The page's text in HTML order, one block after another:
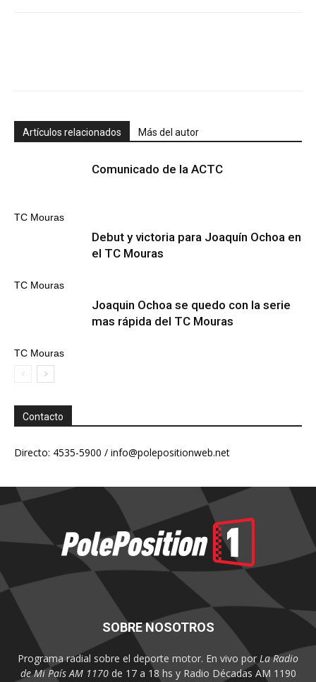
Artículos relacionados Más del autor
TC Mouras
Comunicado de la ACTC
TC Mouras
Debut y victoria para Joaquín Ochoa en
el TC Mouras
TC Mouras
Joaquin Ochoa se quedo con la serie
mas rápida del TC Mouras
Contacto
Directo: 4535-5900 / info@polepositionweb.net
SOBRE NOSOTROS
Programa radial sobre el deporte motor. En vivo por La Radio
de Mi País AM 1170de 17 a 18 hs y Radio Décadas AM 1190